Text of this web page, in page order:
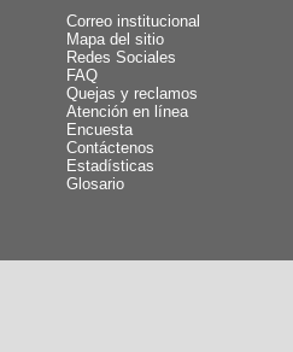
Correo institucional
Mapa del sitio
Redes Sociales
FAQ
Quejas y reclamos
Atención en línea
Encuesta
Contáctenos
Estadísticas
Glosario